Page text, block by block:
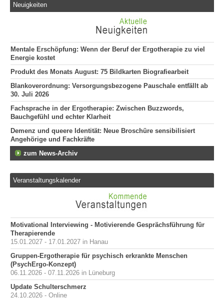
Neuigkeiten
Mentale Erschöpfung: Wenn der Beruf der Ergotherapie zu viel
Energie kostet
Produkt des Monats August: 75 Bildkarten Biografiearbeit
Blankoverordnung: Versorgungsbezogene Pauschale entfällt ab
30. Juli 2026
Fachsprache in der Ergotherapie: Zwischen Buzzwords,
Bauchgefühl und echter Klarheit
Demenz und queere Identität: Neue Broschüre sensibilisiert
Angehörige und Fachkräfte
zum News-Archiv
Veranstaltungskalender
Motivational Interviewing - Motivierende Gesprächsführung für
Therapierende
15.01.2027 - 17.01.2027 in Hanau
Gruppen-Ergotherapie für psychisch erkrankte Menschen
(PsychErgo-Konzept)
06.11.2026 - 07.11.2026 in Lüneburg
Update Schulterschmerz
24.10.2026 - Online